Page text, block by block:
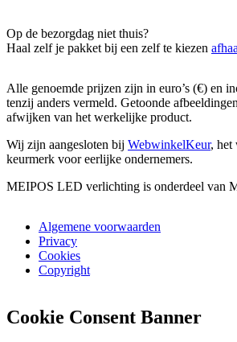
Op de bezorgdag niet thuis?
Haal zelf je pakket bij een zelf te kiezen
Alle genoemde prijzen zijn in euro’s (€) en
tenzij anders vermeld. Getoonde
afwijken van het werkelijke product.
Wij zijn aangesloten bij WebwinkelKeur, het
keurmerk voor eerlijke ondernemers.
MEIPOS LED verlichting is onderdeel van
Algemene voorwaarden
Privacy
Cookies
Copyright
Cookie Consent Banner